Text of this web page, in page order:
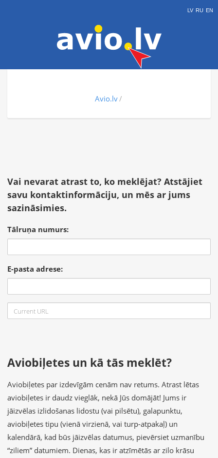
LV RU EN
Avio.lv
Vai nevarat atrast to, ko meklējat? Atstājiet
savu kontaktinformāciju, un mēs ar jums
sazināsimies.
Tālruņa numurs:
E-pasta adrese:
Aviobiļetes un kā tās meklēt?
Aviobiļetes par izdevīgām cenām nav retums. Atrast lētas
aviobiļetes ir daudz vieglāk, nekā Jūs domājāt! Jums ir
jāizvēlas izlidošanas lidostu (vai pilsētu), galapunktu,
aviobiļetes tipu (vienā virzienā, vai turp-atpakaļ) un
kalendārā, kad būs jāizvēlas datumus, pievērsiet uzmanību
“ziliem” datumiem. Dienas, kas ir atzīmētās ar zilo krāsu